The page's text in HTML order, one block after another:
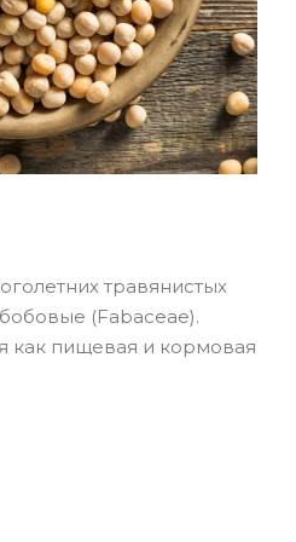
травянистых
(Fabaceae).
как пищевая и кормовая